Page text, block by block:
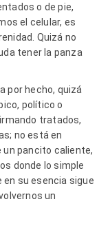
o de pie,
el celular, es
Quizá no
tener la panza
por hecho, quizá
político o
tratados,
no está en
un pancito caliente,
donde lo simple
en su esencia sigue
un